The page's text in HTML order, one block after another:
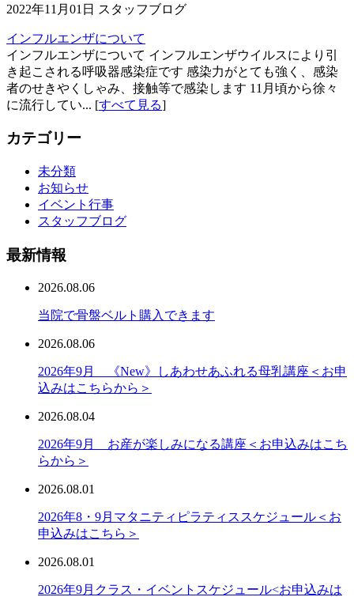
2022年11月01日 スタッフブログ
インフルエンザについて
インフルエンザについて インフルエンザウイルスにより引
き起こされる呼吸器感染症です 感染力がとても強く、感染
者のせきやくしゃみ、接触等で感染します 11月頃から徐々
に流行してい... [すべて見る]
カテゴリー
未分類
お知らせ
イベント行事
スタッフブログ
最新情報
2026.08.06
当院で骨盤ベルト購入できます
2026.08.06
2026年9月 《New》しあわせあふれる母乳講座＜お申
込みはこちらから＞
2026.08.04
2026年9月 お産が楽しみになる講座＜お申込みはこち
らから＞
2026.08.01
2026年8・9月マタニティピラティススケジュール＜お
申込みはこちら＞
2026.08.01
2026年9月クラス・イベントスケジュール<お申込みは